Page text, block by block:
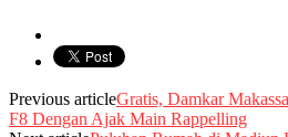
Previous articleGratis, Damkar
F8 Dengan Ajak Main Rappelling